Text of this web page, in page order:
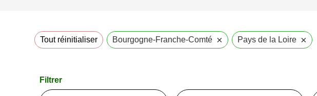
Tout réinitialiser Bourgogne-Franche-Comté × Pays de la Loire ×
Filtrer